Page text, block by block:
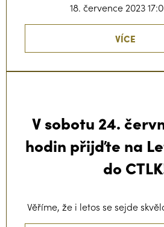
18. července 2023
VÍCE
V sobotu 24.
hodin přijďte na
do
Věříme, že i letos se sejde